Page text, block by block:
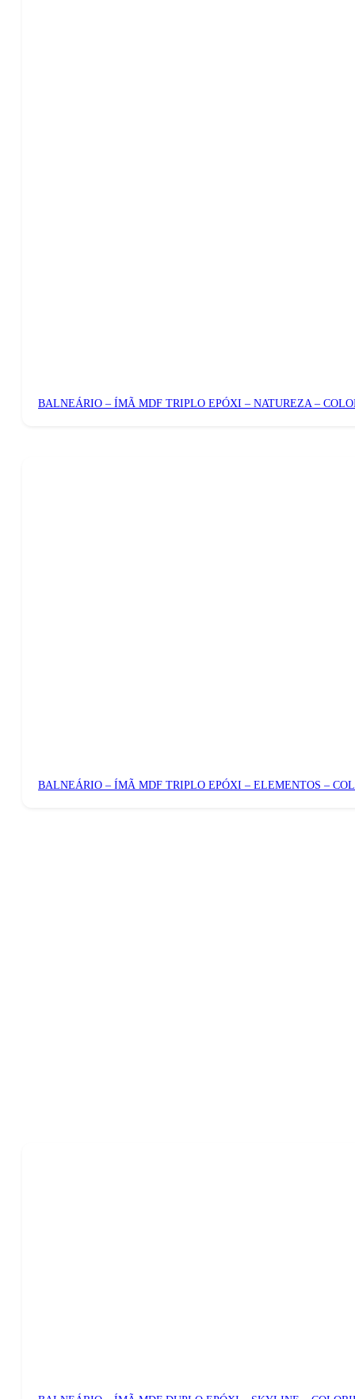
BALNEÁRIO – ÍMÃ MDF TRIPLO EPÓXI – NATUREZA –
BALNEÁRIO – ÍMÃ MDF TRIPLO EPÓXI – ELEMENTOS –